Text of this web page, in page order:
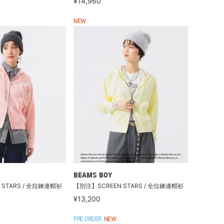
/ 全拉鍊連帽衫
NEW
BEAMS BOY
【別注】SCREEN STARS / 全拉鍊連帽衫
¥13,200
PRE ORDER NEW